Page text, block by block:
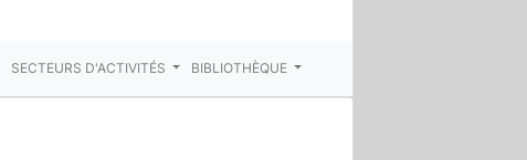
SECTEURS D'ACTIVITÉS BIBLIOTHÈQUE